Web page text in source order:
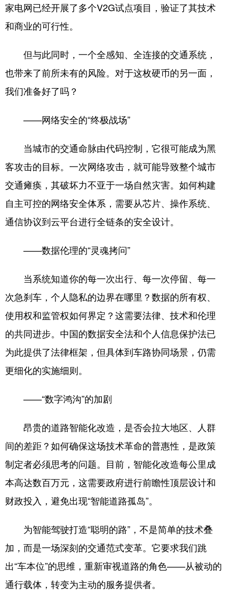
家电网已经开展了多个V2G试点项目，验证了其技术
和商业的可行性。
但与此同时，一个全感知、全连接的交通系统，
也带来了前所未有的风险。对于这枚硬币的另一面，
我们准备好了吗？
——网络安全的“终极战场”
当城市的交通命脉由代码控制，它很可能成为黑
客攻击的目标。一次网络攻击，就可能导致整个城市
交通瘫痪，其破坏力不亚于一场自然灾害。如何构建
自主可控的网络安全体系，需要从芯片、操作系统、
通信协议到云平台进行全链条的安全设计。
——数据伦理的“灵魂拷问”
当系统知道你的每一次出行、每一次停留、每一
次急刹车，个人隐私的边界在哪里？数据的所有权、
使用权和监管权如何界定？这需要法律、技术和伦理
的共同进步。中国的数据安全法和个人信息保护法已
为此提供了法律框架，但具体到车路协同场景，仍需
更细化的实施细则。
——“数字鸿沟”的加剧
昂贵的道路智能化改造，是否会拉大地区、人群
间的差距？如何确保这场技术革命的普惠性，是政策
制定者必须思考的问题。目前，智能化改造每公里成
本高达数百万元，这需要政府进行前瞻性顶层设计和
财政投入，避免出现“智能道路孤岛”。
为智能驾驶打造“聪明的路”，不是简单的技术叠
加，而是一场深刻的交通范式变革。它要求我们跳
出“车本位”的思维，重新审视道路的角色——从被动的
通行载体，转变为主动的服务提供者。